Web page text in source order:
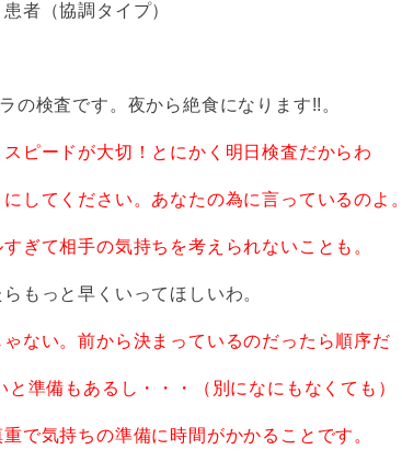
者（協調タイプ）
検査です。夜から絶食になります!!。
ピードが大切！とにかく明日検査だからわ
してください。あなたの為に言っているのよ。
ぎて相手の気持ちを考えられないことも。
っと早くいってほしいわ。
ない。前から決まっているのだったら順序だ
と 準備もあるし・・・（別になにもなくても）
ちの準備に時間がかかることです。